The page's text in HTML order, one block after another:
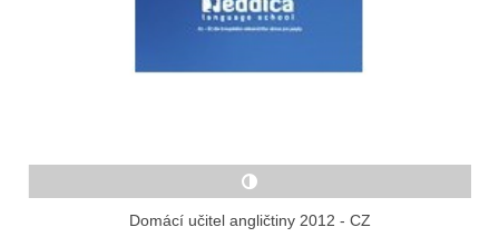
Domácí učitel angličtiny 2012 - CZ